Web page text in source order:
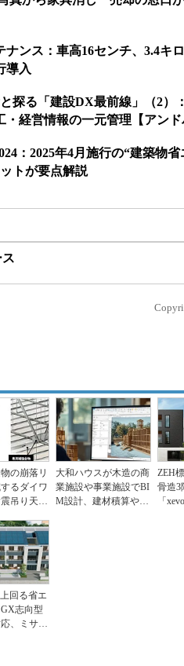
ナンス：車高16センチ、3.4キ
導入
探る「建設DX最前線」（2）
・経営情報の一元管理【アンド
：2025年4月施行の“建築物
トが要点解説
の崩落リ
るダイワ
吊り天井
大和ハウスが木造の商
業施設や事業施設でBI
M設計、建材積算や施
ZEH
骨造3
「
回る省エ
志向型
、ミサワ